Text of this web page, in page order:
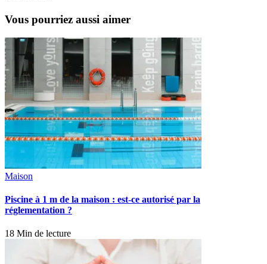
Vous pourriez aussi aimer
Maison
Piscine à 1 m de la maison : est-ce autorisé par la
réglementation ?
18 Min de lecture